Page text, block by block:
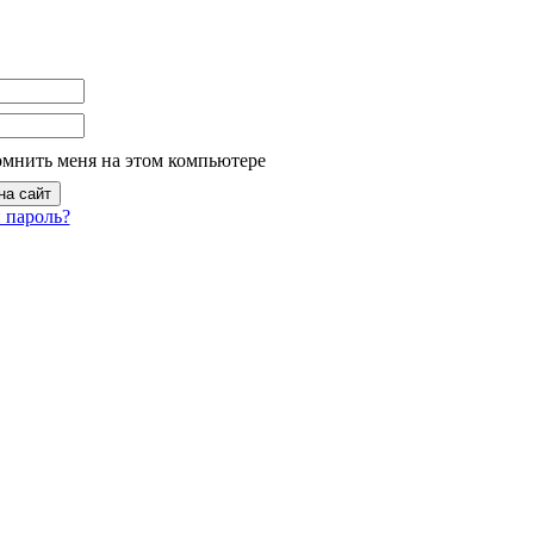
меня на этом компьютере